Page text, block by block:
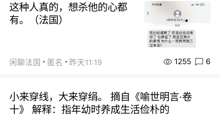
这种人真的，想杀他的心都
有。（法国）
闲聊法国 匿名 昨天11:19 1255 6
小来穿线，大来穿绢。 摘自《喻世明言·卷
十》 解释：指年幼时养成生活俭朴的